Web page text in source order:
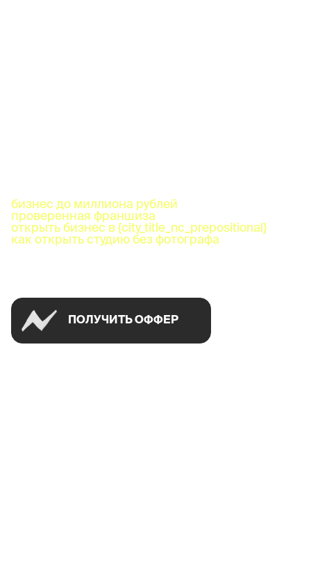
бизнес до миллиона рублей
проверенная франшиза
открыть бизнес в {city_title_nc_prepositional}
как открыть студию без фотографа
ПОЛУЧИТЬ ОФФЕР